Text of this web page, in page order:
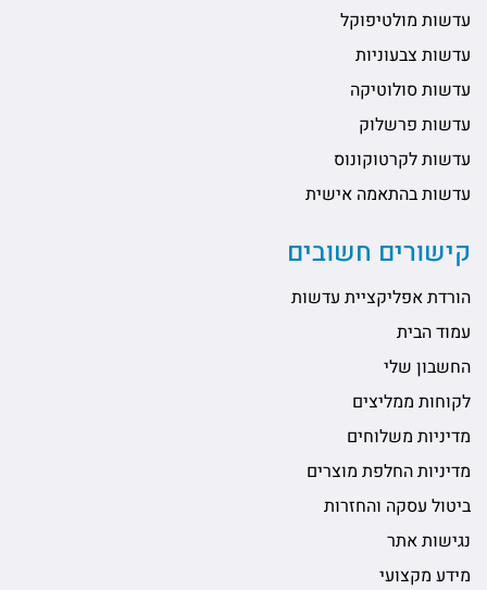
עדשות מולטיפוקל
עדשות צבעוניות
עדשות סולוטיקה
עדשות פרשלוק
עדשות לקרטוקונוס
עדשות בהתאמה אישית
קישורים חשובים
הורדת אפליקציית עדשות
עמוד הבית
החשבון שלי
לקוחות ממליצים
מדיניות משלוחים
מדיניות החלפת מוצרים
ביטול עסקה והחזרות
נגישות אתר
מידע מקצועי